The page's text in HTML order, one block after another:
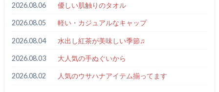
2026.08.06 優しい肌触りのタオル
2026.08.05 軽い・カジュアルなキャップ
2026.08.04 水出し紅茶が美味しい季節♫
2026.08.03 大人気の手ぬぐいから
2026.08.02 人気のウサハナアイテム揃ってます